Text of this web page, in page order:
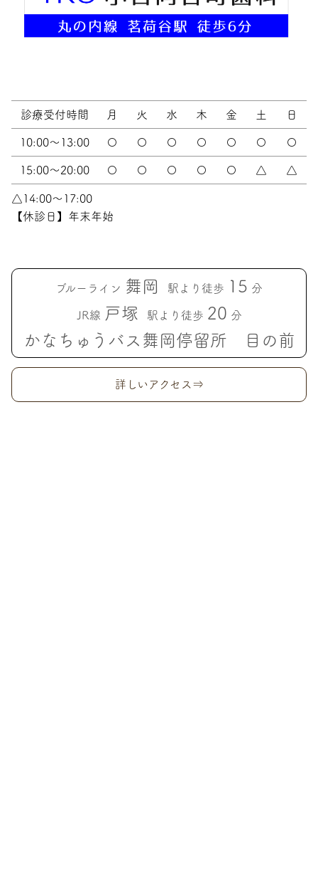
診療受付時間 月 火 水 木 金 土 日
10:00～13:00 〇 〇 〇 〇 〇 〇 〇
15:00〜20:00 〇 〇 〇 〇 〇 △ △
△14:00～17:00
【休診日】年末年始
ブルーライン 舞岡 駅より徒歩 15 分
JR線 戸塚 駅より徒歩 20 分
かなちゅうバス舞岡停留所 目の前
詳しいアクセス⇒